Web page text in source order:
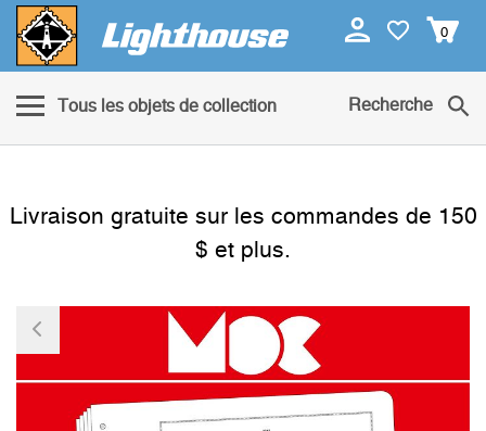
0
Tous les objets de collection Recherche
Livraison gratuite sur les commandes de 150
$ et plus.